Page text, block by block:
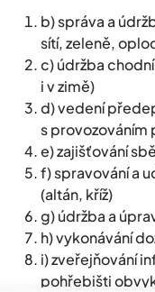
b) správa a
sítí, zeleně,
c) údržba
i v zimě)
d) vedení
s provozováním
e) zajišťování
f) spravování a
(altán, kříž)
g) údržba a
h) vykonávání
i) zveřejňování
pohřebišti